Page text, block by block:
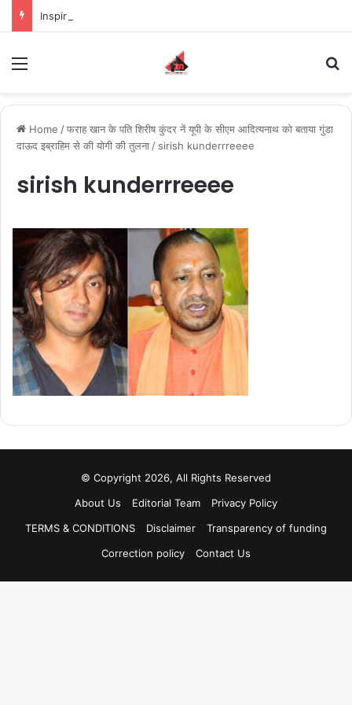
Home /फराह खान के पति शिरीष कुंदर नें यूपी के सीएम आदित्यनाथ को बताया गुंडा
दाऊद इब्राहिम से की योगी की तुलना / sirish kunderrreeee
sirish kunderrreeee
© Copyright 2026, All Rights Reserved
About Us
Editorial Team
Privacy Policy
TERMS & CONDITIONS
Disclaimer
Transparency of funding
Correction policy
Contact Us